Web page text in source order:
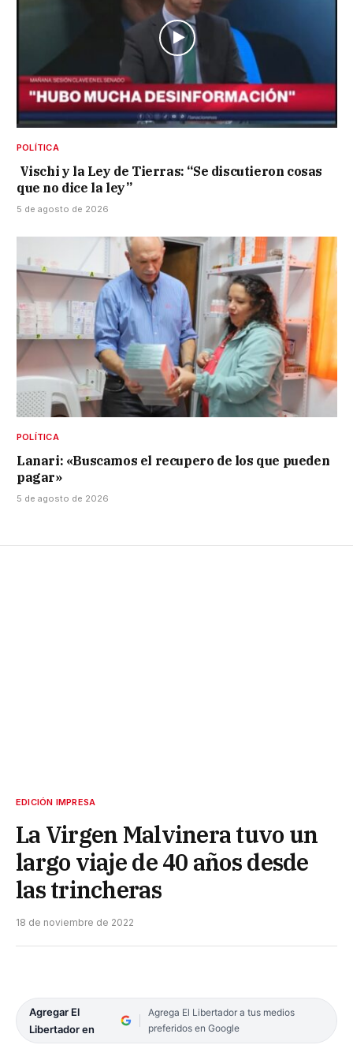
POLÍTICA
Vischi y la Ley de Tierras: “Se discutieron cosas
que no dice la ley”
5 de agosto de 2026
POLÍTICA
Lanari: «Buscamos el recupero de los que pueden
pagar»
5 de agosto de 2026
EDICIÓN IMPRESA
La Virgen Malvinera tuvo un
largo viaje de 40 años desde
las trincheras
18 de noviembre de 2022
Agregar El
Libertador en
Agrega El Libertador a tus medios
preferidos en Google